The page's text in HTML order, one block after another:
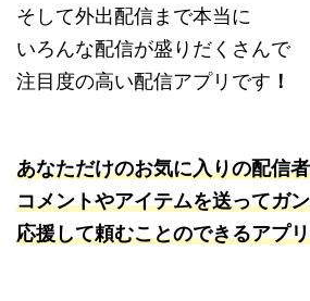
そして外出配信まで本当に
いろんな配信が盛りだくさんで
注目度の高い配信アプリです ！
あなただけのお気に入りの配信
コメントやアイテムを送ってガ
応援して頼むことのできるアプ